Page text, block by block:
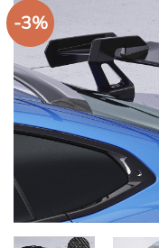
-3%